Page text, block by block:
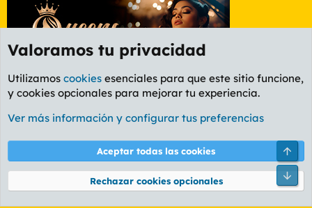
De lumis por el mundo
Cookies
PL OLDSTYLE AMARILLO
Términos y reglas Política de privacidad Ayuda
Community platform by XenForo® © 2010-2026 XenForo Ltd.
Valoramos tu privacidad
Utilizamos cookies esenciales para que este sitio funcione,
y cookies opcionales para mejorar tu experiencia.
Ver más información y configurar tus preferencias
Aceptar todas las cookies
Rechazar cookies opcionales
Pie